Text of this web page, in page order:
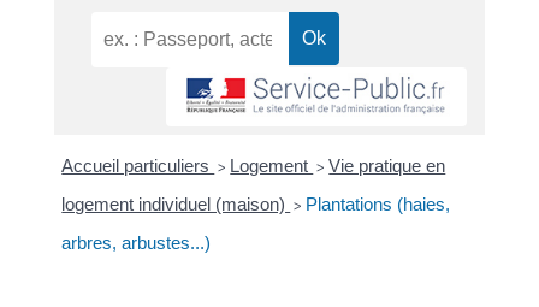
Accueil particuliers > Logement > Vie pratique en
logement individuel (maison) > Plantations (haies,
arbres, arbustes...)